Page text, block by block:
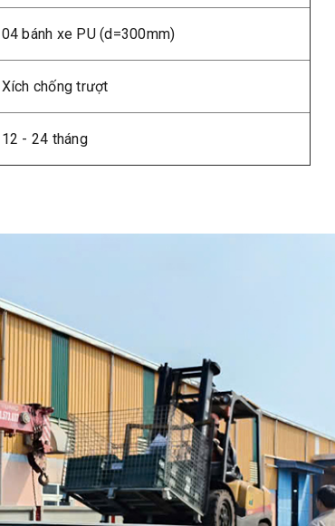
04 bánh xe PU (d=300mm)
Xích chống trượt
12 - 24 tháng